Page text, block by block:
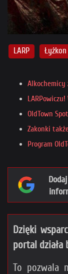
LARP Łyżkon
Alkochemicy
OldTown
Zakonki
Program
Dzięki
portal
To pozwala